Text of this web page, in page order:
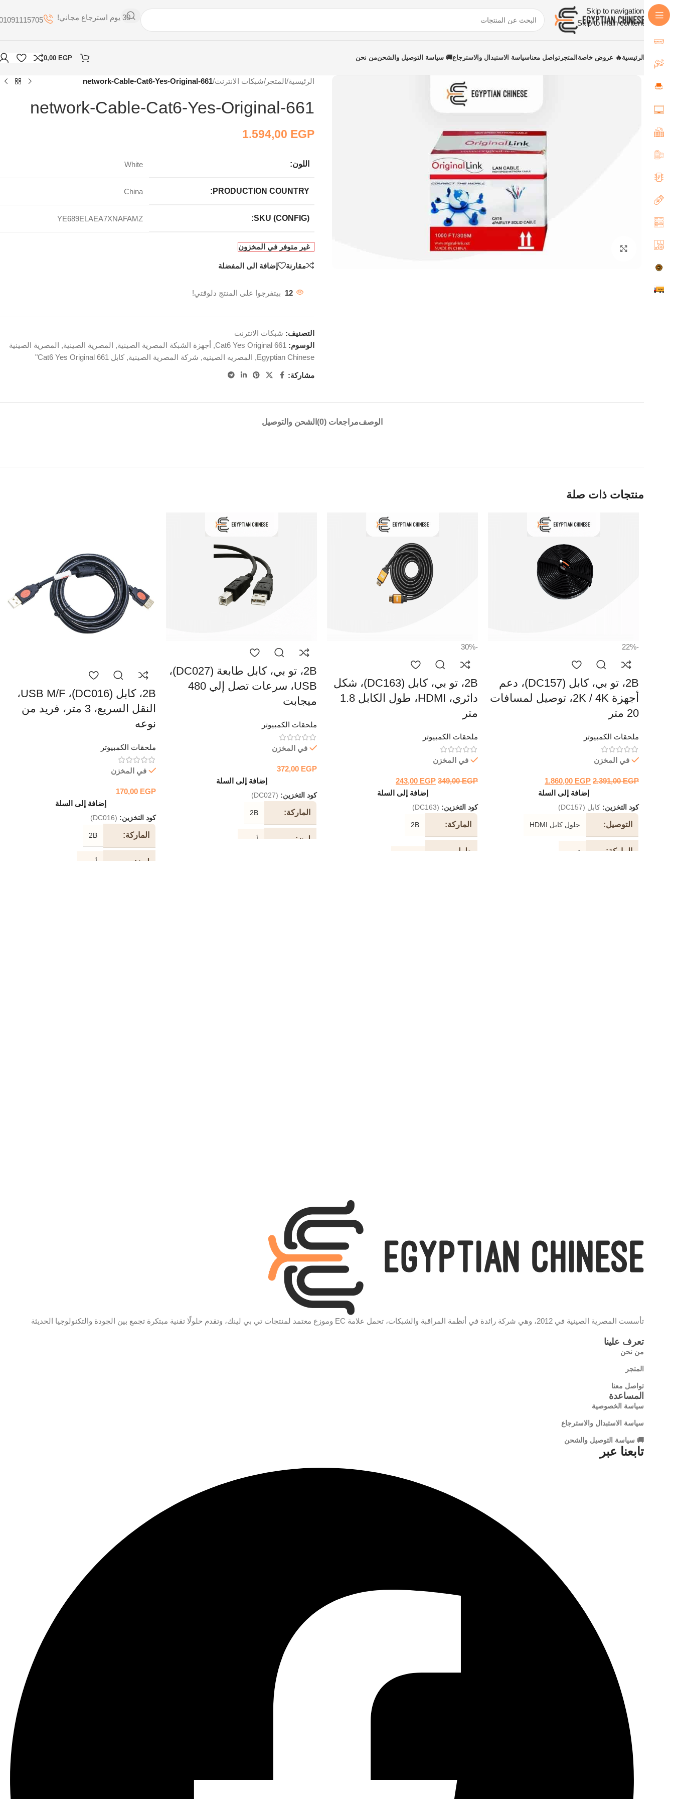
Skip to navigation
Skip to main content
30 يوم استرجاع مجاني!
الرئيسية 🔥 عروض خاصة المتجر تواصل معناسياسة الاستبدال والاسترجاع🚚 سياسة التوصيل والشحنمن نحن 0,00 EGP
الرئيسية/المتجر /شبكات الانترنت/
network-Cable-Cat6-Yes-Original-661
network-Cable-Cat6-Yes-Original-661
1.594,00 EGP
اللون: White
PRODUCTION COUNTRY:
China
SKU ‎(‎CONFIG‎)‎:
YE689ELAEA7XNAFAMZ
غير متوفر في المخزون
مقارنة إضافة الى المفضلة
12 بيتفرجوا على المنتج دلوقتي!
التصنيف: شبكات الانترنت
الوسوم: Cat6 Yes Original 661
, أجهزة الشبكة المصرية الصينية, المصرية الصينية, المصرية الصينية
Egyptian Chinese
, المصريه الصينيه, شركة المصرية الصينية, كابل Cat6 Yes Original 661"
مشاركة:
الوصفمراجعات (0) الشحن والتوصيل
منتجات ذات صلة
-22%
2B، تو بي، كابل (DC157)، دعم
أجهزة 2K / 4K، توصيل لمسافات
20 متر
ملحقات الكمبيوتر
في المخزن
2.391,00EGP
1.860,00 EGP
إضافة إلى السلة
كود التخزين: كابل (DC157)
التوصيل حلول كابل HDMI
الماركة تو بي
-30%
2B، تو بي، كابل (DC163)، شكل
دائري، HDMI، طول الكابل 1.8
متر
ملحقات الكمبيوتر
في المخزن
349,00EGP
243,00 EGP
إضافة إلى السلة
كود التخزين: (DC163)
الماركة 2B
طول
2B، تو بي، كابل طابعة (DC027)،
USB، سرعات تصل إلي 480
ميجابت
ملحقات الكمبيوتر
في المخزن
372,00 EGP
إضافة إلى السلة
كود التخزين: (DC027)
الماركة 2B
لون أسود
2B، كابل (DC016)، USB M/F،
النقل السريع، 3 متر، فريد من
نوعه
ملحقات الكمبيوتر
في المخزن
170,00 EGP
إضافة إلى السلة
كود التخزين: (DC016)
الماركة 2B
لون أسود
تأسست المصرية الصينية في 2012، وهي شركة رائدة في أنظمة المراقبة والشبكات، تحمل علامة EC وموزع معتمد لمنتجات تي بي لينك، وتقدم حلولًا تقنية مبتكرة تجمع بين الجودة والتكنولوجيا الحديثة
تعرف علينا
من نحن
المتجر
تواصل معنا
المساعدة
سياسة الخصوصية
سياسة الاستبدال والاسترجاع
🚚 سياسة التوصيل والشحن
تابعنا عبر